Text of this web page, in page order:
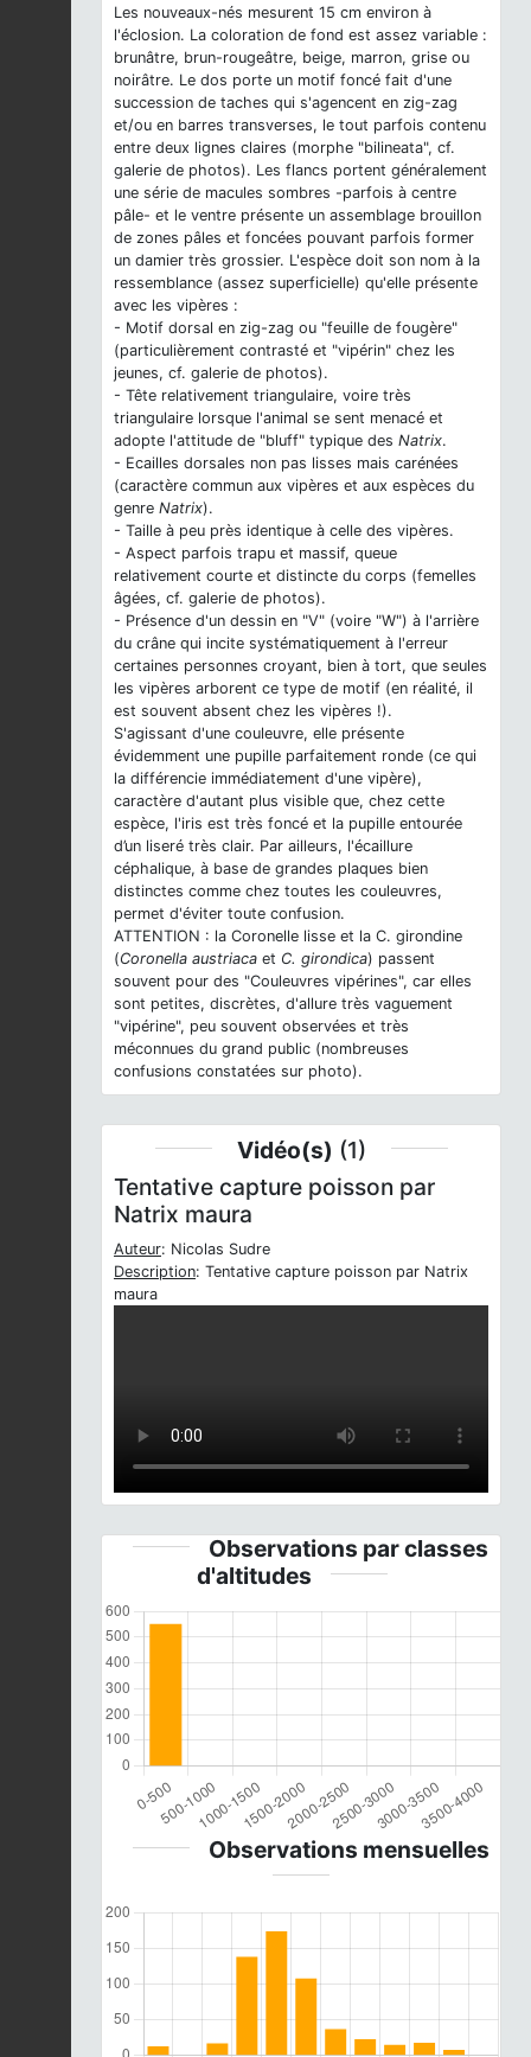
Les nouveaux-nés mesurent 15 cm environ à
l'éclosion. La coloration de fond est assez variable :
brunâtre, brun-rougeâtre, beige, marron, grise ou
noirâtre. Le dos porte un motif foncé fait d'une
succession de taches qui s'agencent en zig-zag
et/ou en barres transverses, le tout parfois contenu
entre deux lignes claires (morphe "bilineata", cf.
galerie de photos). Les flancs portent généralement
une série de macules sombres -parfois à centre
pâle- et le ventre présente un assemblage brouillon
de zones pâles et foncées pouvant parfois former
un damier très grossier. L'espèce doit son nom à la
ressemblance (assez superficielle) qu'elle présente
avec les vipères :
- Motif dorsal en zig-zag ou "feuille de fougère"
(particulièrement contrasté et "vipérin" chez les
jeunes, cf. galerie de photos).
- Tête relativement triangulaire, voire très
triangulaire lorsque l'animal se sent menacé et
adopte l'attitude de "bluff" typique des Natrix.
- Ecailles dorsales non pas lisses mais carénées
(caractère commun aux vipères et aux espèces du
genre Natrix).
- Taille à peu près identique à celle des vipères.
- Aspect parfois trapu et massif, queue
relativement courte et distincte du corps (femelles
âgées, cf. galerie de photos).
- Présence d'un dessin en "V" (voire "W") à l'arrière
du crâne qui incite systématiquement à l'erreur
certaines personnes croyant, bien à tort, que seules
les vipères arborent ce type de motif (en réalité, il
est souvent absent chez les vipères !).
S'agissant d'une couleuvre, elle présente
évidemment une pupille parfaitement ronde (ce qui
la différencie immédiatement d'une vipère),
caractère d'autant plus visible que, chez cette
espèce, l'iris est très foncé et la pupille entourée
d’un liseré très clair. Par ailleurs, l'écaillure
céphalique, à base de grandes plaques bien
distinctes comme chez toutes les couleuvres,
permet d'éviter toute confusion.
ATTENTION : la Coronelle lisse et la C. girondine
(Coronella austriaca et C. girondica) passent
souvent pour des "Couleuvres vipérines", car elles
sont petites, discrètes, d'allure très vaguement
"vipérine", peu souvent observées et très
méconnues du grand public (nombreuses
confusions constatées sur photo).
Vidéo(s) (1)
Tentative capture poisson par
Natrix maura
Auteur: Nicolas Sudre
Description: Tentative capture poisson par Natrix
maura
Observations par classes
d'altitudes
Observations mensuelles